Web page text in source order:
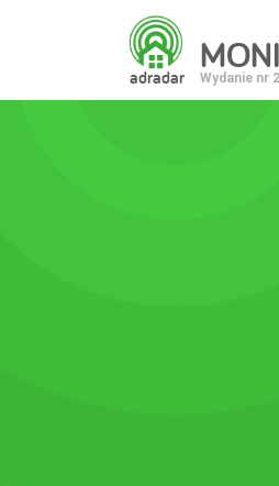
adradar Wydanie nr